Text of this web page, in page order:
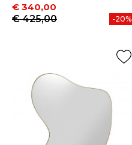
Prijs
€ 340,00
Normale prijs
€ 425,00
-20%